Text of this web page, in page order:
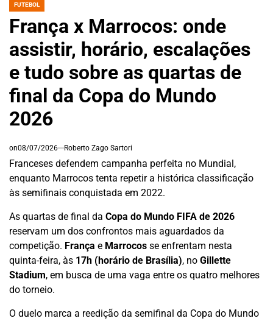
POSTED
FUTEBOL
França x Marrocos: onde
assistir, horário, escalações
e tudo sobre as quartas de
final da Copa do Mundo
2026
on08/07/2026 Roberto Zago Sartori
Franceses defendem campanha perfeita no Mundial,
enquanto Marrocos tenta repetir a histórica classificação
às semifinais conquistada em 2022.
As quartas de final da Copa do Mundo FIFA de 2026
reservam um dos confrontos mais aguardados da
competição. França e Marrocos se enfrentam nesta
quinta-feira, às 17h (horário de Brasília), no Gillette
Stadium, em busca de uma vaga entre os quatro melhores
do torneio.
O duelo marca a reedição da semifinal da Copa do Mundo